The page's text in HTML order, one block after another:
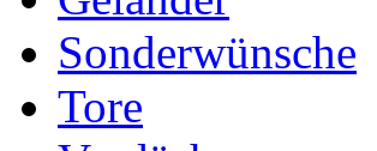
Sonderwünsche
Tore